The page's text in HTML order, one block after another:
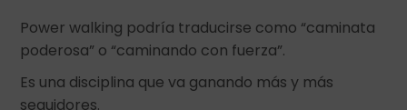
Power walking podría traducirse como “caminata
poderosa” o “caminando con fuerza”.
Es una disciplina que va ganando más y más
seguidores.